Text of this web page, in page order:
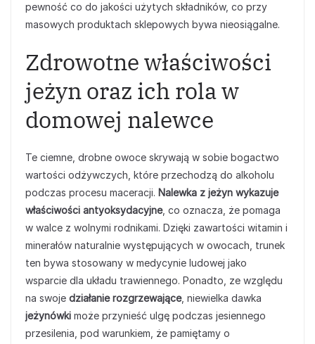
pewność co do jakości użytych składników, co przy
masowych produktach sklepowych bywa nieosiągalne.
Zdrowotne właściwości
jeżyn oraz ich rola w
domowej nalewce
Te ciemne, drobne owoce skrywają w sobie bogactwo
wartości odżywczych, które przechodzą do alkoholu
podczas procesu maceracji. Nalewka z jeżyn wykazuje
właściwości antyoksydacyjne, co oznacza, że pomaga
w walce z wolnymi rodnikami. Dzięki zawartości witamin i
minerałów naturalnie występujących w owocach, trunek
ten bywa stosowany w medycynie ludowej jako
wsparcie dla układu trawiennego. Ponadto, ze względu
na swoje działanie rozgrzewające, niewielka dawka
jeżynówki może przynieść ulgę podczas jesiennego
przesilenia, pod warunkiem, że pamiętamy o